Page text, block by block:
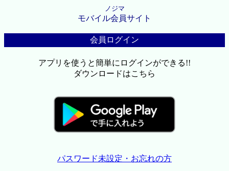
ノジマ
モバイル会員サイト
会員ログイン
アプリを使うと簡単にログインができる!!
ダウンロードはこちら
パスワード未設定・お忘れの方